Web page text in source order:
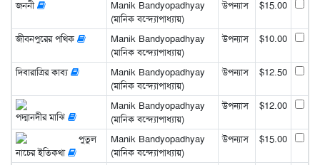
জননী
Manik Bandyopadhyay
(মানিক বন্দ্যোপাধ্যায়)
উপন্যাস $15.00
জীবনপুরের পথিক
Manik Bandyopadhyay
(মানিক বন্দ্যোপাধ্যায়)
উপন্যাস $10.00
দিবারাত্রির কাব্য
Manik Bandyopadhyay
(মানিক বন্দ্যোপাধ্যায়)
উপন্যাস $12.50
পদ্মানদীর মাঝি
Manik Bandyopadhyay
(মানিক বন্দ্যোপাধ্যায়)
উপন্যাস $12.00
পুতুল
নাচের ইতিকথা
Manik Bandyopadhyay
(মানিক বন্দ্যোপাধ্যায়)
উপন্যাস $15.00